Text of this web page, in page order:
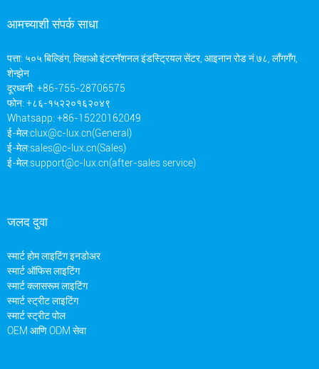
आमच्याशी संपर्क साधा
पत्ता: ५०५ बिल्डिंग, लिहाओ इंटरनॅशनल इंडस्ट्रियल सेंटर, आइनान रोड नं.७८, लाँगगँग,
शेन्झेन
दूरध्वनी: +86-755-28706575
फोन: +८६-१५२२०१६२०४९
Whatsapp: +86-15220162049
ई-मेल:clux@c-lux.cn(General)
ई-मेल:sales@c-lux.cn(Sales)
ई-मेल:support@c-lux.cn(after-sales service)
जलद दुवा
स्मार्ट होम लाइटिंग इनडोअर
स्मार्ट ऑफिस लाइटिंग
स्मार्ट क्लासरूम लाइटिंग
स्मार्ट स्ट्रीट लाइटिंग
स्मार्ट स्ट्रीट पोल
OEM आणि ODM सेवा